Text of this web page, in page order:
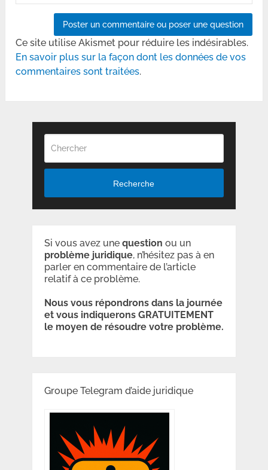
Ce site utilise Akismet pour réduire les indésirables.
En savoir plus sur la façon dont les données de vos
commentaires sont traitées.
Recherche
Si vous avez une question ou un
problème juridique, n’hésitez pas à en
parler en commentaire de l’article
relatif à ce problème.
Nous vous répondrons dans la journée
et vous indiquerons GRATUITEMENT
le moyen de résoudre votre problème.
Groupe Telegram d’aide juridique